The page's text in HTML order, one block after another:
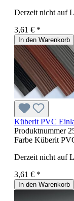
Derzeit nicht auf
3,61 € *
In den Warenkorb
Küberit PVC
Produktnummer
Farbe Küberit
Derzeit nicht auf
3,61 € *
In den Warenkorb